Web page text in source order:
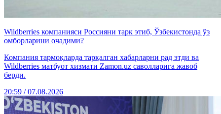
Wildberries компанияси Россияни тарк этиб, Ўзбекистонда ўз
омборларини очадими?
Компания тармоқларда тарқалган хабарларни рад этди ва
Wildberries матбуот хизмати Zamon.uz саволларига жавоб
берди.
20:59 / 07.08.2026